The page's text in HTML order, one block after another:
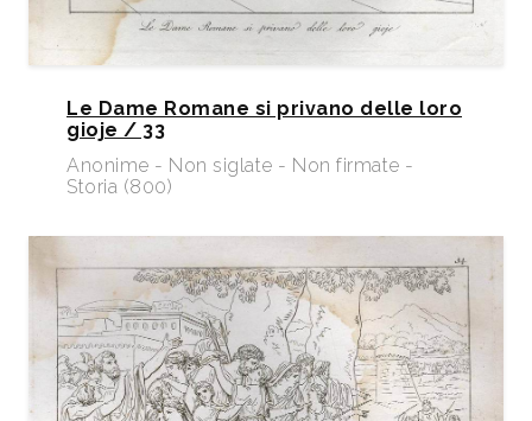
Le Dame Romane si privano delle loro
gioje / 33
Anonime - Non siglate - Non firmate -
Storia (800)